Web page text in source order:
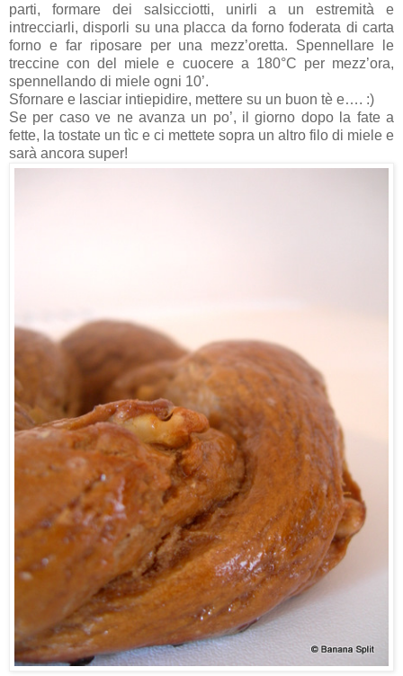
parti, formare dei salsicciotti, unirli a un estremità e
intrecciarli, disporli su una placca da forno foderata di carta
forno e far riposare per una mezz’oretta. Spennellare le
treccine con del miele e cuocere a 180°C per mezz’ora,
spennellando di miele ogni 10’.
Sfornare e lasciar intiepidire, mettere su un buon tè e…. :)
Se per caso ve ne avanza un po’, il giorno dopo la fate a
fette, la tostate un tìc e ci mettete sopra un altro filo di miele e
sarà ancora super!